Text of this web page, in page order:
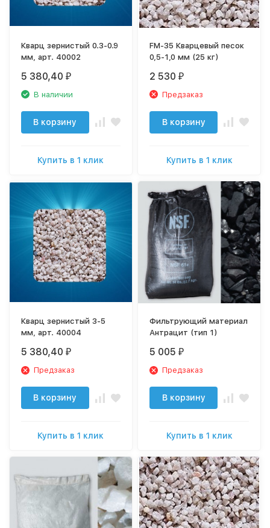
Кварц зернистый 0.3-0.9
мм, арт. 40002
5 380,40 ₽
В наличии
В корзину
Купить в 1 клик
FM-35 Кварцевый песок
0,5-1,0 мм (25 кг)
2 530 ₽
Предзаказ
В корзину
Купить в 1 клик
Кварц зернистый 3-5
мм, арт. 40004
5 380,40 ₽
Предзаказ
В корзину
Купить в 1 клик
Фильтрующий материал
Антрацит (тип 1)
5 005 ₽
Предзаказ
В корзину
Купить в 1 клик